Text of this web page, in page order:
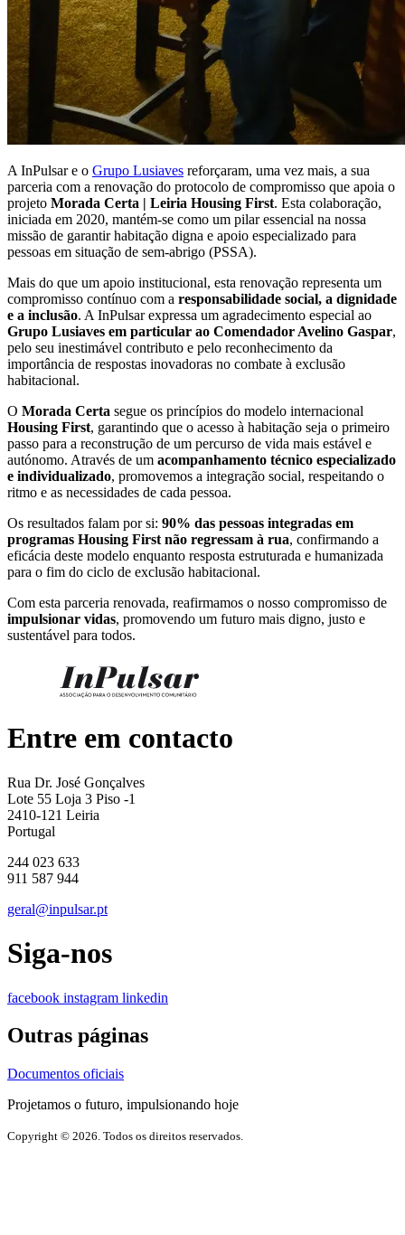
A InPulsar e o Grupo Lusiaves reforçaram, uma vez mais, a sua
parceria com a renovação do protocolo de compromisso que apoia o
projeto Morada Certa | Leiria Housing First. Esta colaboração,
iniciada em 2020, mantém-se como um pilar essencial na nossa
missão de garantir habitação digna e apoio especializado para
pessoas em situação de sem-abrigo (PSSA).
Mais do que um apoio institucional, esta renovação representa um
compromisso contínuo com a responsabilidade social, a dignidade
e a inclusão. A InPulsar expressa um agradecimento especial ao
Grupo Lusiaves em particular ao Comendador Avelino Gaspar,
pelo seu inestimável contributo e pelo reconhecimento da
importância de respostas inovadoras no combate à exclusão
habitacional.
O Morada Certa segue os princípios do modelo internacional
Housing First, garantindo que o acesso à habitação seja o primeiro
passo para a reconstrução de um percurso de vida mais estável e
autónomo. Através de um acompanhamento técnico especializado
e individualizado, promovemos a integração social, respeitando o
ritmo e as necessidades de cada pessoa.
Os resultados falam por si: 90% das pessoas integradas em
programas Housing First não regressam à rua, confirmando a
eficácia deste modelo enquanto resposta estruturada e humanizada
para o fim do ciclo de exclusão habitacional.
Com esta parceria renovada, reafirmamos o nosso compromisso de
impulsionar vidas, promovendo um futuro mais digno, justo e
sustentável para todos.
Entre em contacto
Rua Dr. José Gonçalves
Lote 55 Loja 3 Piso -1
2410-121 Leiria
Portugal
244 023 633
911 587 944
geral@inpulsar.pt
Siga-nos
facebook instagram linkedin
Outras páginas
Documentos oficiais
Projetamos o futuro, impulsionando hoje
Copyright © 2026. Todos os direitos reservados.